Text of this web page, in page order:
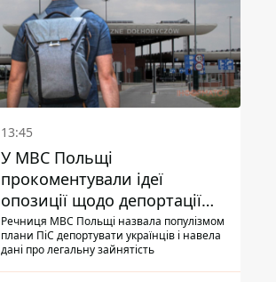
13:45
У МВС Польщі
прокоментували ідеї
опозиції щодо депортації
українських чоловіків -
абсурд і популізм
Речниця МВС Польщі назвала популізмом
плани ПіС депортувати українців і навела
дані про легальну зайнятість